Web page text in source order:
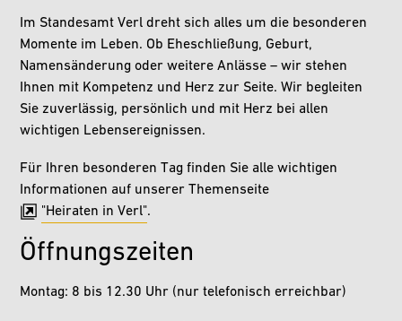
Politik & Verwaltung
Wirtschaft & Arbeit
Im Standesamt Verl dreht sich alles um die besonderen
Momente im Leben. Ob Eheschließung, Geburt,
Namensänderung oder weitere Anlässe – wir stehen
Ihnen mit Kompetenz und Herz zur Seite. Wir begleiten
Sie zuverlässig, persönlich und mit Herz bei allen
wichtigen Lebensereignissen.
Für Ihren besonderen Tag finden Sie alle wichtigen
Informationen auf unserer Themenseite
"Heiraten in Verl".
Öffnungszeiten
Montag: 8 bis 12.30 Uhr (nur telefonisch erreichbar)